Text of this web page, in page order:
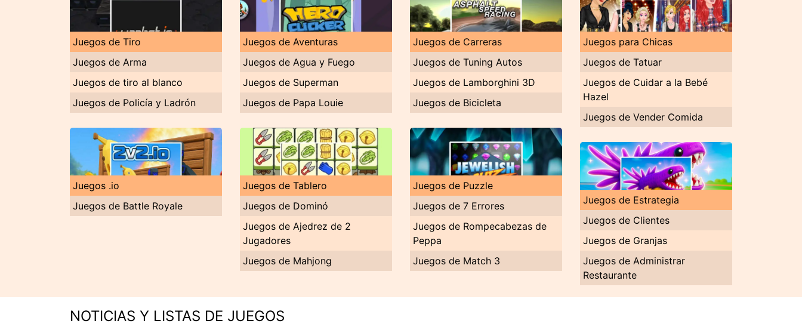
Juegos de Tiro
Juegos de Arma
Juegos de tiro al blanco
Juegos de Policía y Ladrón
Juegos .io
Juegos de Battle Royale
Juegos de Aventuras
Juegos de Agua y Fuego
Juegos de Superman
Juegos de Papa Louie
Juegos de Tablero
Juegos de Dominó
Juegos de Ajedrez de 2
Jugadores
Juegos de Mahjong
Juegos de Carreras
Juegos de Tuning Autos
Juegos de Lamborghini 3D
Juegos de Bicicleta
Juegos de Puzzle
Juegos de 7 Errores
Juegos de Rompecabezas de
Peppa
Juegos de Match 3
Juegos para Chicas
Juegos de Tatuar
Juegos de Cuidar a la Bebé
Hazel
Juegos de Vender Comida
Juegos de Estrategia
Juegos de Clientes
Juegos de Granjas
Juegos de Administrar
Restaurante
NOTICIAS Y LISTAS DE JUEGOS